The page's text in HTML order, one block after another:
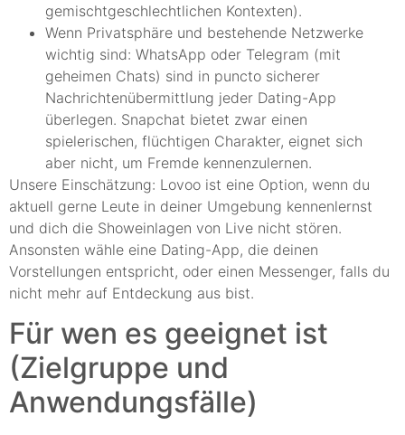
gemischtgeschlechtlichen Kontexten).
Wenn Privatsphäre und bestehende Netzwerke
wichtig sind: WhatsApp oder Telegram (mit
geheimen Chats) sind in puncto sicherer
Nachrichtenübermittlung jeder Dating-App
überlegen. Snapchat bietet zwar einen
spielerischen, flüchtigen Charakter, eignet sich
aber nicht, um Fremde kennenzulernen.
Unsere Einschätzung: Lovoo ist eine Option, wenn du
aktuell gerne Leute in deiner Umgebung kennenlernst
und dich die Showeinlagen von Live nicht stören.
Ansonsten wähle eine Dating-App, die deinen
Vorstellungen entspricht, oder einen Messenger, falls du
nicht mehr auf Entdeckung aus bist.
Für wen es geeignet ist
(Zielgruppe und
Anwendungsfälle)